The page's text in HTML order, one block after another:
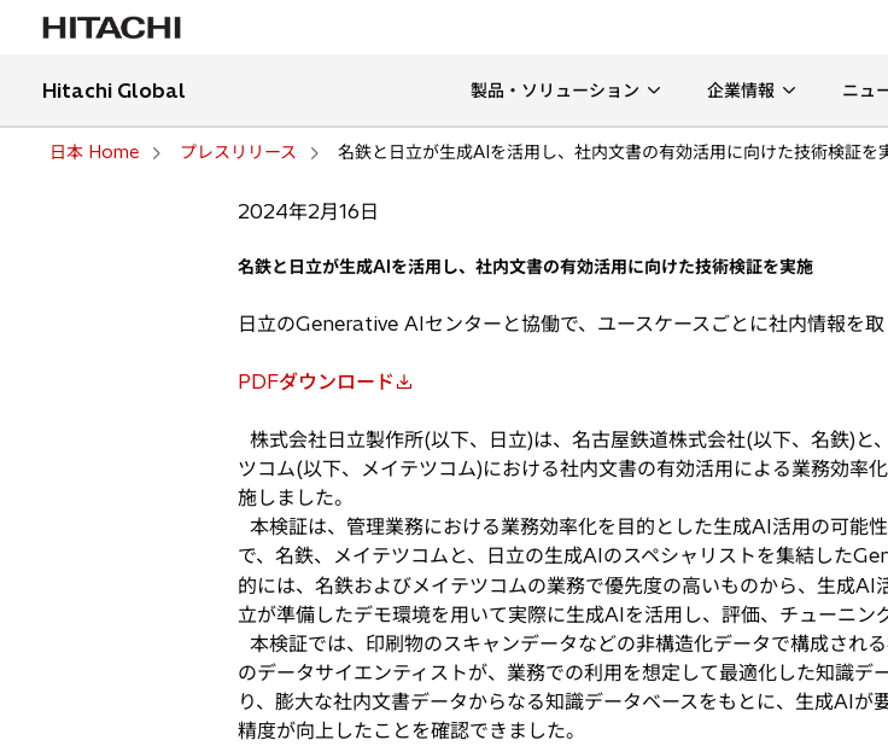
Hitachi Global 製品・ソリューション 企業情報 ニュ
日本 Home プレスリリース 名鉄と日立が生成AIを活用し、社内文書の有効活用に向けた技術検証を
2024年2月16日
名鉄と日立が生成AIを活用し、社内文書の有効活用に向けた技術検証を実施
日立のGenerative AIセンターと協働で、ユースケースごとに社内情報を
PDFダウンロード
新
い
タ
ブ
で
開
く
株式会社日立製作所(以下、日立)は、名古屋鉄道株式会社(以下、名鉄)
ツコム(以下、メイテツコム)における社内文書の有効活用による業務効率
施しました。
本検証は、管理業務における業務効率化を目的とした生成AI活用の可
で、名鉄、メイテツコムと、日立の生成AIのスペシャリストを集結した
的には、名鉄およびメイテツコムの業務で優先度の高いものから、生成
立が準備したデモ環境を用いて実際に生成AIを活用し、評価、チューニン
本検証では、印刷物のスキャンデータなどの非構造化データで構成され
のデータサイエンティストが、業務での利用を想定して最適化した知識デ
り、膨大な社内文書データからなる知識データベースをもとに、生成AI
精度が向上したことを確認できました。